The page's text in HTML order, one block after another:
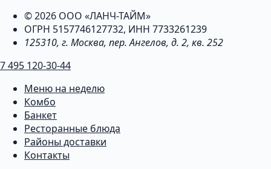
© 2026 ООО «ЛАНЧ-ТАЙМ»
ОГРН 5157746127732, ИНН 7733261239
125310, г. Москва, пер. Ангелов, д. 2, кв. 252
7 495 120-30-44
Меню на неделю
Комбо
Банкет
Ресторанные блюда
Районы доставки
Контакты